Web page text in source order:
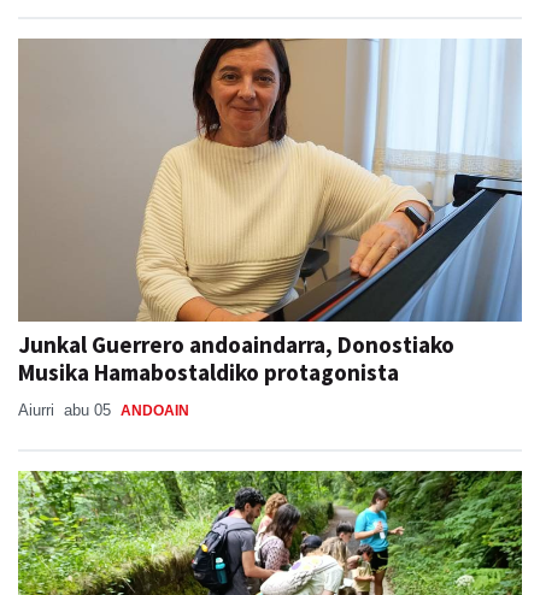
Junkal Guerrero andoaindarra, Donostiako
Musika Hamabostaldiko protagonista
Aiurri abu 05 ANDOAIN